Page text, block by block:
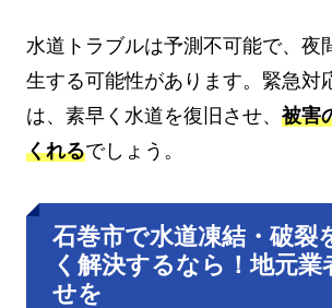
水道トラブルは予測不可能で、夜
生する可能性があります。緊急対
は、素早く水道を復旧させ、 被害
くれるでしょう。
石巻市で水道凍結・破裂
く解決するなら！地元業
せを